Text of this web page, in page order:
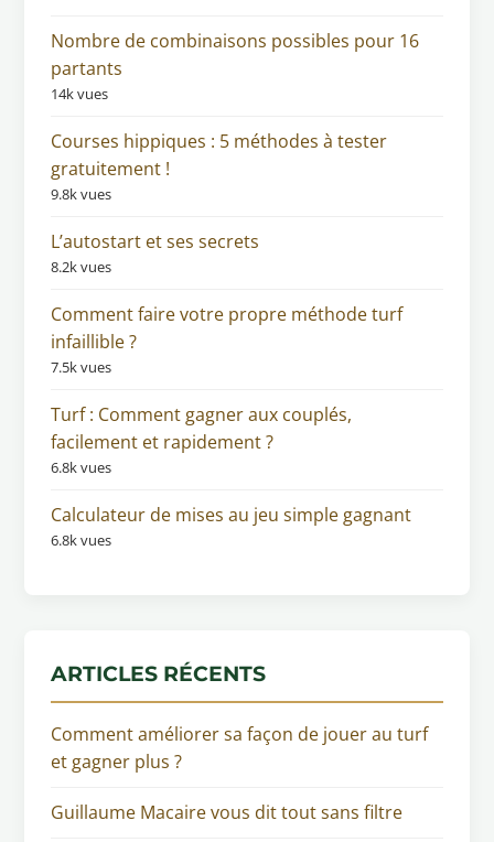
Nombre de combinaisons possibles pour 16
partants
14k vues
Courses hippiques : 5 méthodes à tester
gratuitement !
9.8k vues
L’autostart et ses secrets
8.2k vues
Comment faire votre propre méthode turf
infaillible ?
7.5k vues
Turf : Comment gagner aux couplés,
facilement et rapidement ?
6.8k vues
Calculateur de mises au jeu simple gagnant
6.8k vues
ARTICLES RÉCENTS
Comment améliorer sa façon de jouer au turf
et gagner plus ?
Guillaume Macaire vous dit tout sans filtre